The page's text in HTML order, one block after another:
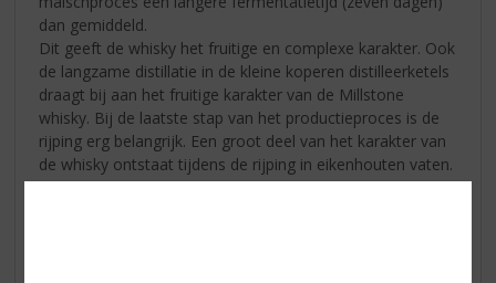
dan gemiddeld.
Dit geeft de whisky het fruitige en complexe karakter. Ook
de langzame distillatie in de kleine koperen distilleerketels
draagt bij aan het fruitige karakter van de Millstone
whisky. Bij de laatste stap van het productieproces is de
rijping erg belangrijk. Een groot deel van het karakter van
de whisky ontstaat tijdens de rijping in eikenhouten vaten.
Er worden verschillende, zorgvuldig uitgezochte vaten